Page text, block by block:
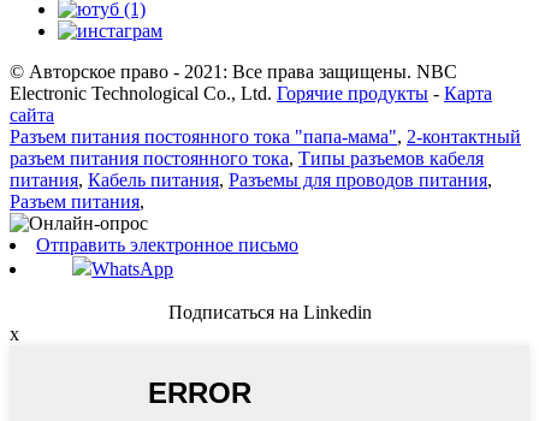
© Авторское право - 2021: Все права защищены. NBC
Electronic Technological Co., Ltd. Горячие продукты - Карта
сайта
Разъем питания постоянного тока "папа-мама", 2-контактный
разъем питания постоянного тока, Типы разъемов кабеля
питания, Кабель питания, Разъемы для проводов питания,
Разъем питания,
Отправить электронное письмо
WhatsApp
Подписаться на Linkedin
x